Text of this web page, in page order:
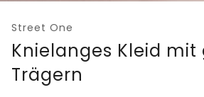
Street One
Knielanges Kleid
Trägern